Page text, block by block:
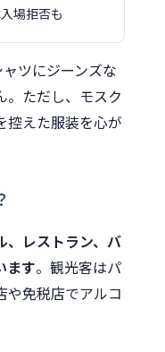
場拒否も
ツにジーンズな
。ただし、モスク
控えた服装を心が
、レストラン、バ
ます。観光客はパ
や免税店でアルコ